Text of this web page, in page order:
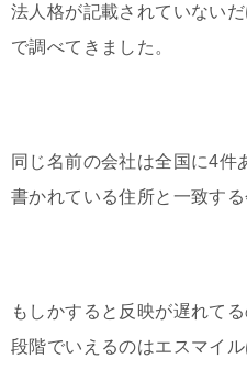
法人格が記載されていない
で調べてきました。
同じ名前の会社は全国に4件
書かれている住所と一致す
もしかすると反映が遅れて
段階でいえるのはエスマイル